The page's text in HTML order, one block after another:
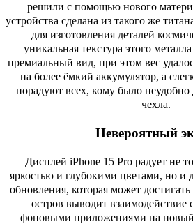
решили с помощью нового
устройства сделана из такого же
для изготовления деталей
уникальная текстура этого
премиальный вид, при этом вес
на более ёмкий аккумулятор, а
порадуют всех, кому было неудобно
чехла.
Невероятный
Дисплей iPhone 15 Pro радует не
яркостью и глубокими цветами, но и
обновления, которая может
остров выводит взаимодействие
фоновыми приложениями на новый